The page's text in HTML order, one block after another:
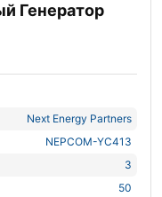
Генератор
Next Energy Partners
NEPCOM-YC413
3
50